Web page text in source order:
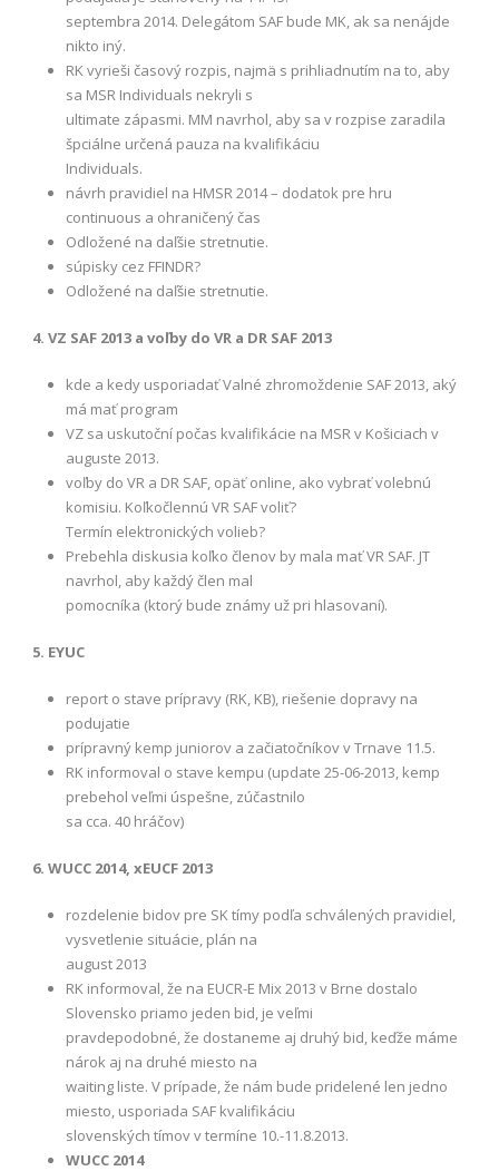
septembra 2014. Delegátom SAF bude MK, ak sa nenájde
nikto iný.
RK vyrieši časový rozpis, najmä s prihliadnutím na to, aby
sa MSR Individuals nekryli s
ultimate zápasmi. MM navrhol, aby sa v rozpise zaradila
špciálne určená pauza na kvalifikáciu
Individuals.
návrh pravidiel na HMSR 2014 – dodatok pre hru
continuous a ohraničený čas
Odložené na daľšie stretnutie.
súpisky cez FFINDR?
Odložené na daľšie stretnutie.
4. VZ SAF 2013 a voľby do VR a DR SAF 2013
kde a kedy usporiadať Valné zhromoždenie SAF 2013, aký
má mať program
VZ sa uskutoční počas kvalifikácie na MSR v Košiciach v
auguste 2013.
voľby do VR a DR SAF, opäť online, ako vybrať volebnú
komisiu. Koľkočlennú VR SAF voliť?
Termín elektronických volieb?
Prebehla diskusia koľko členov by mala mať VR SAF. JT
navrhol, aby každý člen mal
pomocníka (ktorý bude známy už pri hlasovaní).
5. EYUC
report o stave prípravy (RK, KB), riešenie dopravy na
podujatie
prípravný kemp juniorov a začiatočníkov v Trnave 11.5.
RK informoval o stave kempu (update 25-06-2013, kemp
prebehol veľmi úspešne, zúčastnilo
sa cca. 40 hráčov)
6. WUCC 2014, xEUCF 2013
rozdelenie bidov pre SK tímy podľa schválených pravidiel,
vysvetlenie situácie, plán na
august 2013
RK informoval, že na EUCR-E Mix 2013 v Brne dostalo
Slovensko priamo jeden bid, je veľmi
pravdepodobné, že dostaneme aj druhý bid, keďže máme
nárok aj na druhé miesto na
waiting liste. V prípade, že nám bude pridelené len jedno
miesto, usporiada SAF kvalifikáciu
slovenských tímov v termíne 10.-11.8.2013.
WUCC 2014